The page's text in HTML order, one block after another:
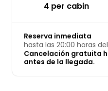
4 per cabin
Reserva inmediata
hasta las 20:00 horas
Cancelación gratuita
antes de la llegada.